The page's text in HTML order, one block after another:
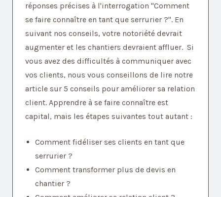
réponses précises à l'interrogation "Comment
se faire connaître en tant que serrurier ?". En
suivant nos conseils, votre notoriété devrait
augmenter et les chantiers devraient affluer. Si
vous avez des difficultés à communiquer avec
vos clients, nous vous conseillons de lire notre
article sur 5 conseils pour améliorer sa relation
client. Apprendre à se faire connaître est
capital, mais les étapes suivantes tout autant :
Comment fidéliser ses clients en tant que
serrurier ?
Comment transformer plus de devis en
chantier ?